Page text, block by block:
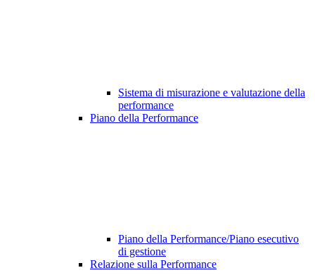
Sistema di misurazione e valutazione della
performance
Piano della Performance
Piano della Performance/Piano esecutivo
di gestione
Relazione sulla Performance